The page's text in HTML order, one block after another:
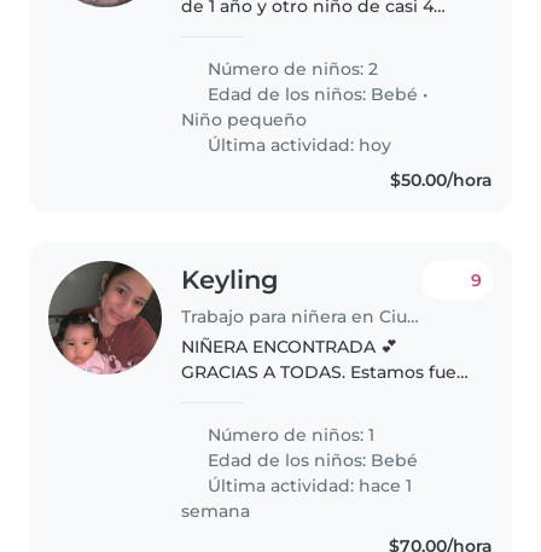
de 1 año y otro niño de casi 4
cuestiones personales ya no
podra seguir por lo cual estamos..
Número de niños: 2
Edad de los niños: Bebé •
Niño pequeño
Última actividad: hoy
$50.00/hora
Keyling
Trabajo para niñera en Ciudad de México
9
NIÑERA ENCONTRADA 💕
GRACIAS A TODAS. Estamos fuera
volvamos buscaremos otra
nanny! y por acá regresaremos.
Muchas gracias por sus
Número de niños: 1
Edad de los niños: Bebé
Última actividad: hace 1
semana
$70.00/hora